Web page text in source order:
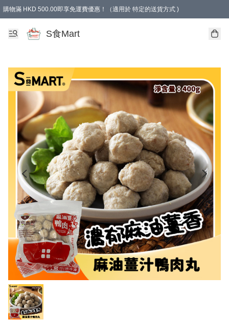
購物滿 HKD 500.00即享免運費優惠！（適用於 特定的送貨方式 )
S食Mart